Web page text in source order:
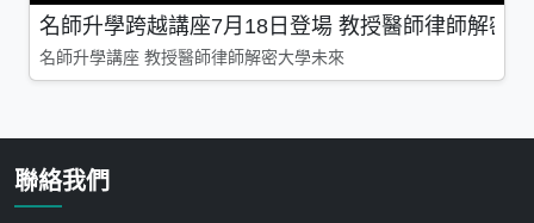
名師升學跨越講座7月18日登場 教授醫師律師解密
名師升學講座 教授醫師律師解密大學未來
聯絡我們